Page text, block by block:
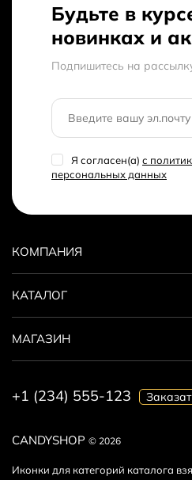
Будьте в
новинках и
Подпишитесь на
Я согласен(a) с
персональных данных
CANDYSHOP © 2026
Иконки для категорий каталога
КОМПАНИЯ
КАТАЛОГ
МАГАЗИН
+1 (234) 555-123